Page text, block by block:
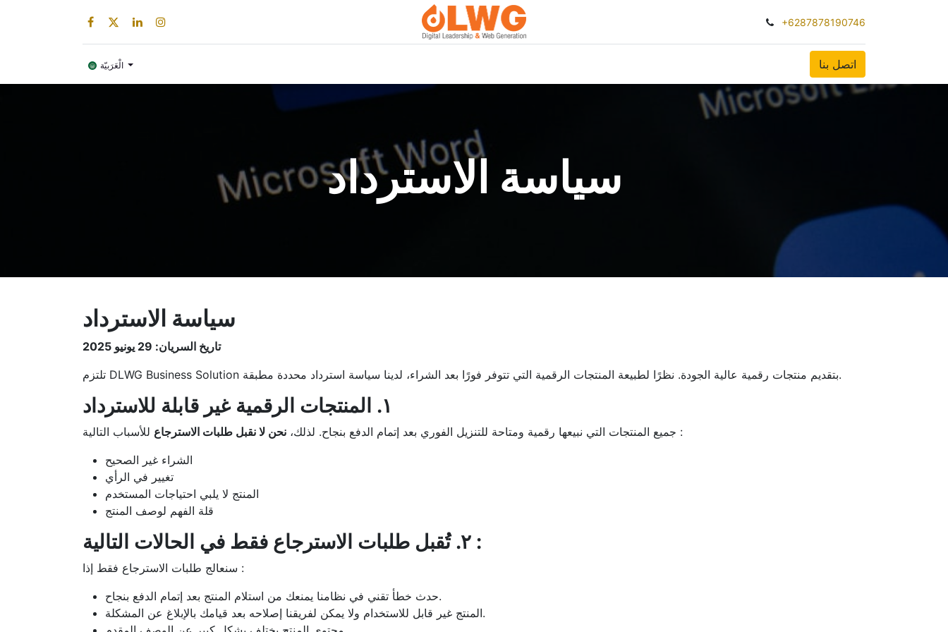
+6287878190746
الْعَرَبيّة اتصل بنا
سياسة الاسترداد
سياسة الاسترداد
تاريخ السريان: 29 يونيو 2025
تلتزم DLWG Business Solution بتقديم منتجات رقمية عالية الجودة. نظرًا لطبيعة المنتجات الرقمية التي تتوفر فورًا بعد الشراء، لدينا سياسة استرداد محددة مطبقة.
١. المنتجات الرقمية غير قابلة للاسترداد
جميع المنتجات التي نبيعها رقمية ومتاحة للتنزيل الفوري بعد إتمام الدفع بنجاح. لذلك، نحن لا نقبل طلبات الاسترجاع
للأسباب التالية :
الشراء غير الصحيح
تغيير في الرأي
المنتج لا يلبي احتياجات المستخدم
قلة الفهم لوصف المنتج
٢. تُقبل طلبات الاسترجاع فقط في الحالات التالية :
سنعالج طلبات الاسترجاع فقط إذا :
حدث خطأ تقني في نظامنا يمنعك من استلام المنتج بعد إتمام الدفع بنجاح.
المنتج غير قابل للاستخدام ولا يمكن لفريقنا إصلاحه بعد قيامك بالإبلاغ عن المشكلة.